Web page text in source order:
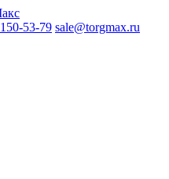
53-79 sale@torgmax.ru